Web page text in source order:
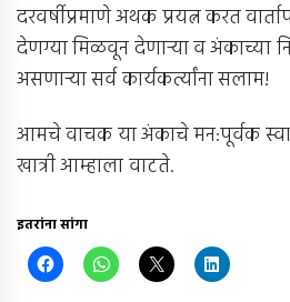
दरवर्षीप्रमाणे अथक प्रयत्न करत
देणग्या मिळवून देणार्‍या व अंकाच्या
असणार्‍या सर्व कार्यकर्त्यांना सलाम!
आमचे वाचक या अंकाचे मन:पूर्वक
खात्री आम्हाला वाटते.
इतरांना सांगा